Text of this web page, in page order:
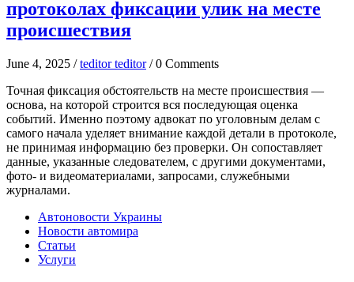
протоколах фиксации улик на месте
происшествия
June 4, 2025 /teditor teditor/ 0 Comments
Точная фиксация обстоятельств на месте происшествия —
основа, на которой строится вся последующая оценка
событий. Именно поэтому адвокат по уголовным делам с
самого начала уделяет внимание каждой детали в протоколе,
не принимая информацию без проверки. Он сопоставляет
данные, указанные следователем, с другими документами,
фото- и видеоматериалами, запросами, служебными
журналами.
Автоновости Украины
Новости автомира
Статьи
Услуги